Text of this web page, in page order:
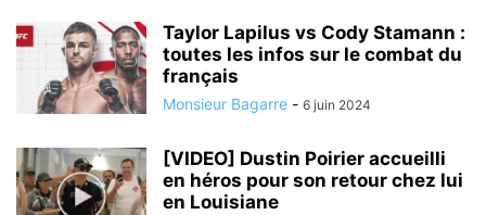
Taylor Lapilus vs Cody Stamann :
toutes les infos sur le combat du
français
Monsieur Bagarre - 6 juin 2024
[VIDEO] Dustin Poirier accueilli
en héros pour son retour chez lui
en Louisiane